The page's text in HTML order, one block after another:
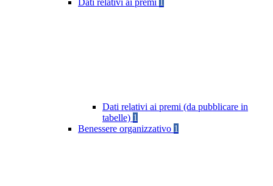
Dati relativi ai premi
Dati relativi ai premi (da pubblicare in
tabelle) 1
Benessere organizzativo 1